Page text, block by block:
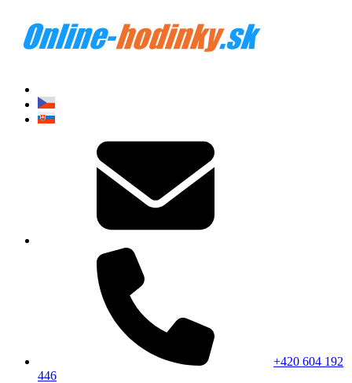
+420 604 192
446